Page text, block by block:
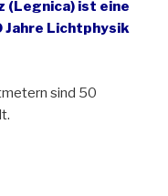
(Legnica) ist eine
Jahre Lichtphysik
sind 50